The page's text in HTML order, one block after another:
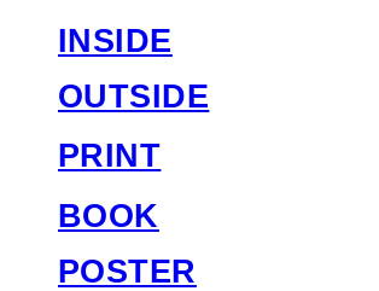
INSIDE
OUTSIDE
PRINT
BOOK
POSTER